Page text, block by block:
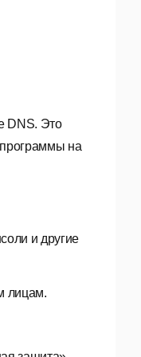
DNS. Это
на
и другие
лицам.